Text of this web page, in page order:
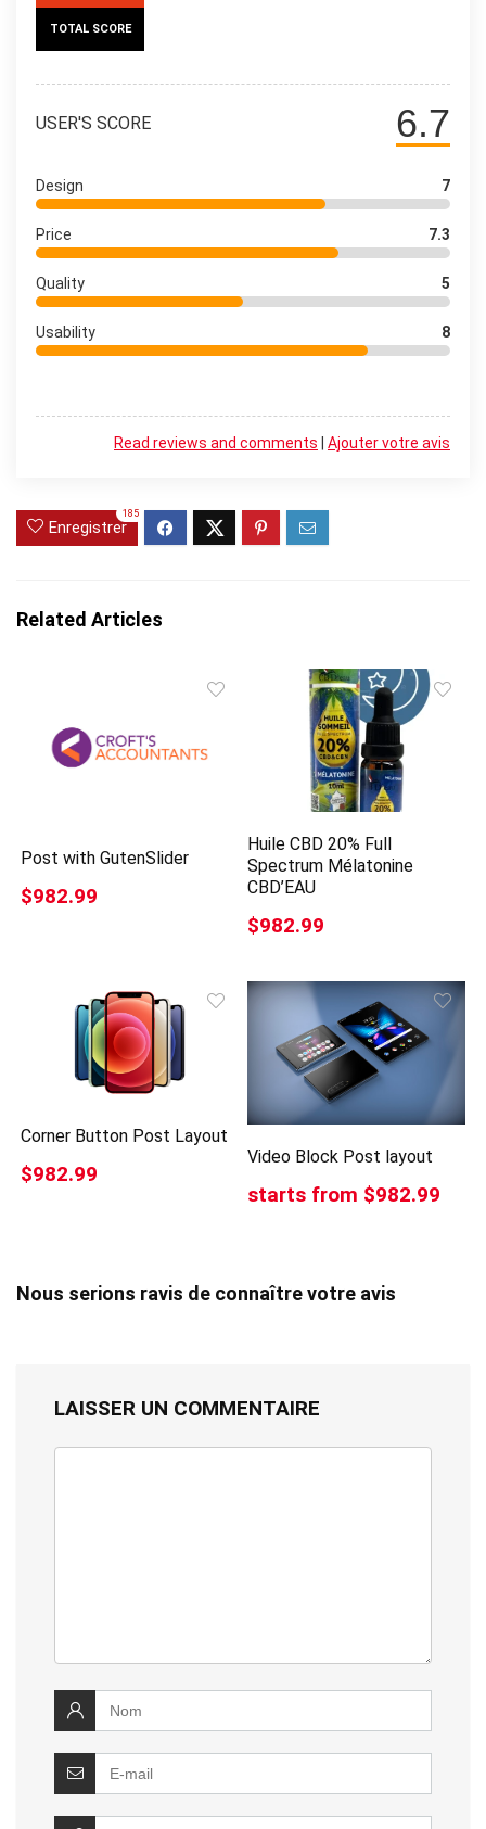
TOTAL SCORE
6.7
USER'S SCORE
Design 7
Price 7.3
Quality 5
Usability 8
Ajouter votre avis
Read reviews and comments
Enregistrer
185
Related Articles
Post with GutenSlider
$982.99
Huile CBD 20% Full
Spectrum Mélatonine
CBD’EAU
$982.99
Corner Button Post Layout
$982.99
Video Block Post layout
starts from $982.99
Nous serions ravis de connaître votre avis
LAISSER UN COMMENTAIRE